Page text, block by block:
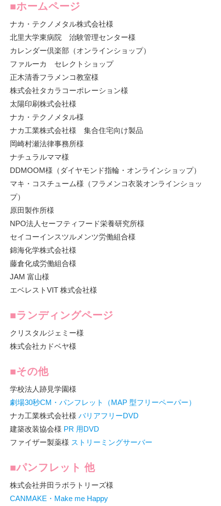
■ホームページ
ナカ・テクノメタル株式会社様
北里大学東病院 治験管理センター様
カレンダー倶楽部（オンラインショップ）
ファルーカ セレクトショップ
正木清香フラメンコ教室様
株式会社タカラコーポレーション様
太陽印刷株式会社様
ナカ・テクノメタル様
ナカ工業株式会社様 集合住宅向け製品
岡崎村瀬法律事務所様
ナチュラルママ様
DDMOOM様（ダイヤモンド指輪・オンラインショップ）
マキ・コスチューム様（フラメンコ衣装オンラインショッ
プ）
原田製作所様
NPO法人セーフティフード栄養研究所様
セイコーインスツルメンツ労働組合様
錦海化学株式会社様
藤倉化成労働組合様
JAM 富山様
エベレストVIT 株式会社様
■ランディングページ
クリスタルジェミー様
株式会社カドベヤ様
■その他
学校法人跡見学園様
劇場30秒CM・パンフレット（MAP 型フリーペーパー）
ナカ工業株式会社様 バリアフリーDVD
建築改装協会様 PR 用DVD
ファイザー製薬様 ストリーミングサーバー
■パンフレット 他
株式会社井田ラボラトリーズ様
CANMAKE・Make me Happy